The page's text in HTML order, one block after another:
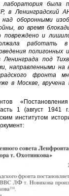
была
в Ленинградский
над оборонными
во время
и
работать
полигонных
Ленинграда под
направленными на
фронта
в Москве, вручена
1 (август
институтом